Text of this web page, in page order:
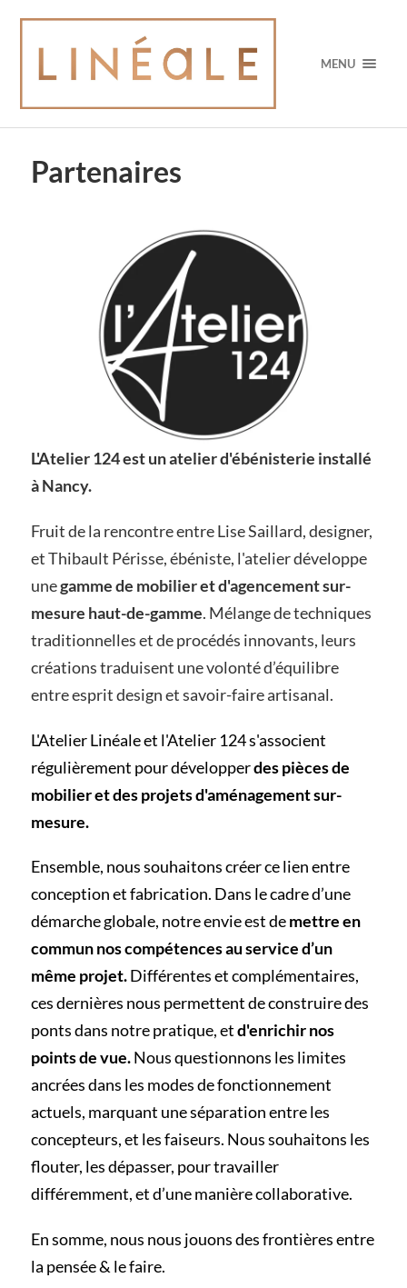
MENU
Partenaires
L'Atelier 124 est un atelier d'ébénisterie installé
à Nancy.
Fruit de la rencontre entre Lise Saillard, designer,
et Thibault Périsse, ébéniste, l'atelier développe
unegamme de mobilier et d'agencement sur-
mesure haut-de-gamme. Mélange de techniques
traditionnelles et de procédés innovants, leurs
créations traduisent une volonté d’équilibre
entre esprit design et savoir-faire artisanal.
L'Atelier Linéale et l'Atelier 124 s'associent
régulièrement pour développerdes pièces de
mobilier et des projets d'aménagement sur-
mesure.
Ensemble, nous souhaitons créer ce lien entre
conception et fabrication. Dans le cadre d’une
démarche globale, notre envie est demettre en
commun nos compétences au service d’un
même projet.Différentes et complémentaires,
ces dernières nous permettent de construire des
ponts dans notre pratique, etd'enrichir nos
points de vue.Nous questionnons les limites
ancrées dans les modes de fonctionnement
actuels, marquant une séparation entre les
concepteurs, et les faiseurs. Nous souhaitons les
flouter, les dépasser, pour travailler
différemment, et d’une manière collaborative.
En somme, nous nous jouons des frontières entre
la pensée & le faire.